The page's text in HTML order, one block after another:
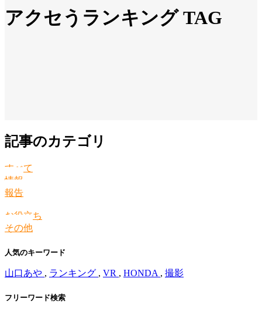
アクセうランキング TAG
記事のカテゴリ
すべて
情報
報告
お役立ち
その他
人気のキーワード
山口あや , ランキング , VR , HONDA , 撮影
フリーワード検索